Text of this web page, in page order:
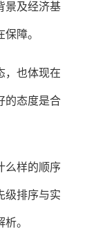
景及经济基
障。
，也体现在
的态度是合
么样的顺序
级排序与实
。